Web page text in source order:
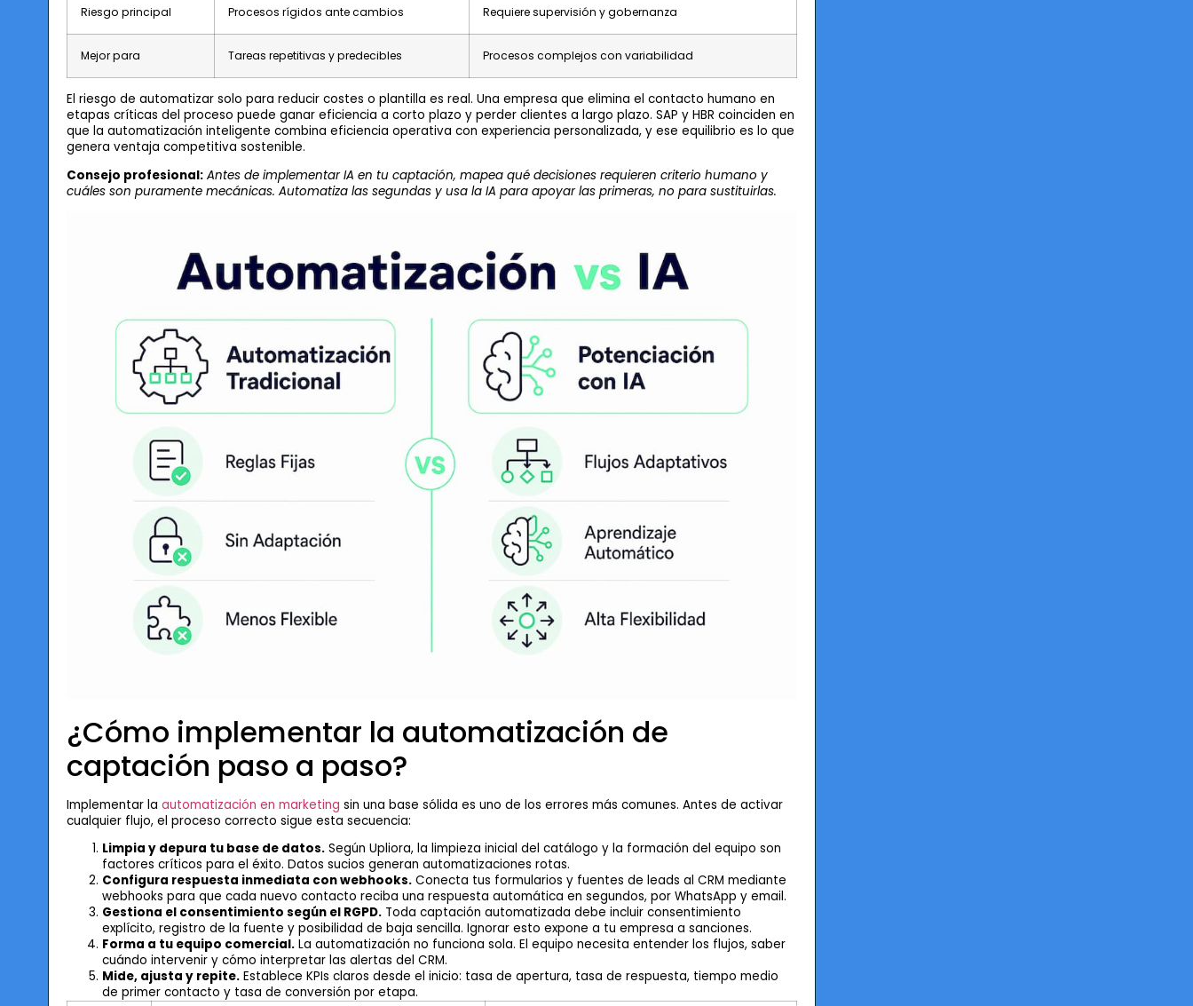
Riesgo principal Procesos rígidos ante cambios Requiere supervisión y gobernanza
Mejor para Tareas repetitivas y predecibles Procesos complejos con variabilidad
El riesgo de automatizar solo para reducir costes o plantilla es real. Una empresa que elimina el contacto humano en
etapas críticas del proceso puede ganar eficiencia a corto plazo y perder clientes a largo plazo. SAP y HBR coinciden en
que la automatización inteligente combina eficiencia operativa con experiencia personalizada, y ese equilibrio es lo que
genera ventaja competitiva sostenible.
Consejo profesional: Antes de implementar IA en tu captación, mapea qué decisiones requieren criterio humano y
cuáles son puramente mecánicas. Automatiza las segundas y usa la IA para apoyar las primeras, no para sustituirlas.
¿Cómo implementar la automatización de
captación paso a paso?
Implementar la automatización en marketing sin una base sólida es uno de los errores más comunes. Antes de activar
cualquier flujo, el proceso correcto sigue esta secuencia:
Limpia y depura tu base de datos.Según Upliora, la limpieza inicial del catálogo y la formación del equipo son
factores críticos para el éxito. Datos sucios generan automatizaciones rotas.
Configura respuesta inmediata con webhooks.Conecta tus formularios y fuentes de leads al CRM mediante
webhooks para que cada nuevo contacto reciba una respuesta automática en segundos, por WhatsApp y email.
Gestiona el consentimiento según el RGPD.Toda captación automatizada debe incluir consentimiento
explícito, registro de la fuente y posibilidad de baja sencilla. Ignorar esto expone a tu empresa a sanciones.
Forma a tu equipo comercial.La automatización no funciona sola. El equipo necesita entender los flujos, saber
cuándo intervenir y cómo interpretar las alertas del CRM.
Mide, ajusta y repite.Establece KPIs claros desde el inicio: tasa de apertura, tasa de respuesta, tiempo medio
de primer contacto y tasa de conversión por etapa.